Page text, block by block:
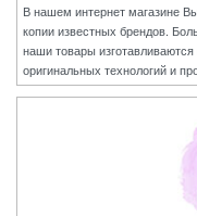
В нашем интернет магазине
копии известных брендов.
наши товары
оригинальных технологий и